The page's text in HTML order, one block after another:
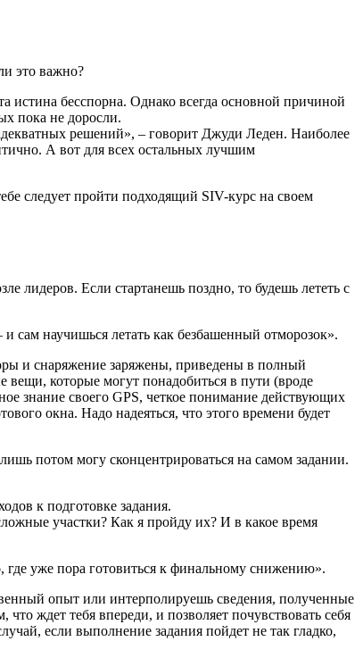
это важно?
бесспорна. Однако всегда основной причиной
пока не доросли.
решений», – говорит Джуди Леден. Наиболее
А вот для всех остальных лучшим
следует пройти подходящий SIV-курс на своем
лидеров. Если стартанешь поздно, то будешь лететь с
сам научишься летать как безбашенный отморозок».
и снаряжение заряжены, приведены в полный
вещи, которые могут понадобиться в пути (вроде
знание своего GPS, четкое понимание действующих
окна. Надо надеяться, что этого времени будет
потом могу сконцентрироваться на самом задании.
к подготовке задания.
участки? Как я пройду их? И в какое время
уже пора готовиться к финальному снижению».
опыт или интерполируешь сведения, полученные
ждет тебя впереди, и позволяет почувствовать себя
если выполнение задания пойдет не так гладко,